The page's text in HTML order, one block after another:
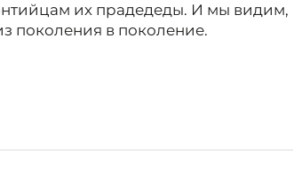
их прадедеды. И мы видим,
поколения в поколение.